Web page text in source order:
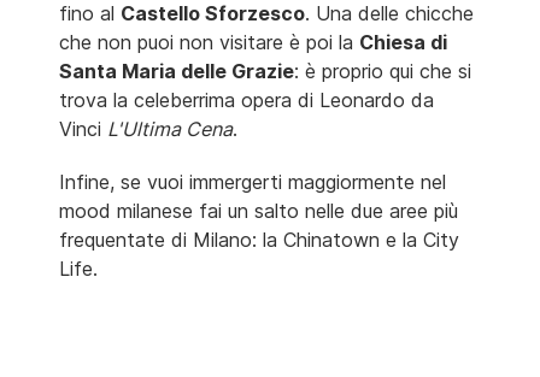
fino al Castello Sforzesco. Una delle chicche
che non puoi non visitare è poi la Chiesa di
Santa Maria delle Grazie: è proprio qui che si
trova la celeberrima opera di Leonardo da
Vinci L'Ultima Cena.
Infine, se vuoi immergerti maggiormente nel
mood milanese fai un salto nelle due aree più
frequentate di Milano: la Chinatown e la City
Life.